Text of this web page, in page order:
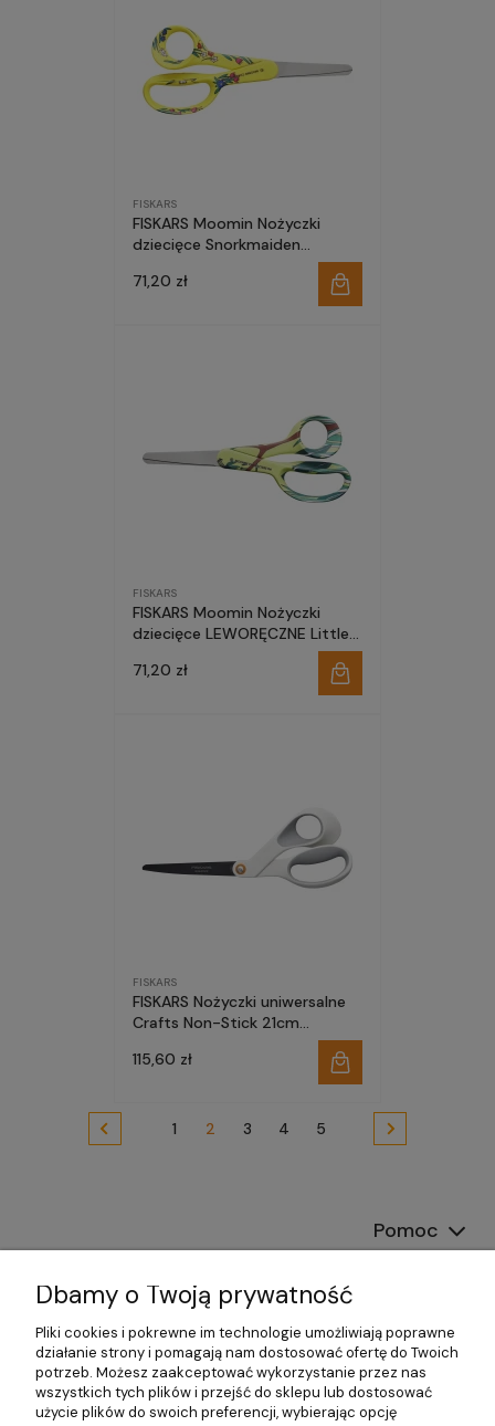
FISKARS
FISKARS Moomin Nożyczki
dziecięce Snorkmaiden
71,20 zł
FISKARS
FISKARS Moomin Nożyczki
dziecięce LEWORĘCZNE Little
My (Mała Mi) 13cm 1067192
71,20 zł
FISKARS
FISKARS Nożyczki uniwersalne
Crafts Non-Stick 21cm
115,60 zł
1 2 3 4 5
Pomoc
Moje konto
Gwarancja i zwroty
Dbamy o Twoją prywatność
Pliki cookies i pokrewne im technologie umożliwiają poprawne
działanie strony i pomagają nam dostosować ofertę do Twoich
potrzeb. Możesz zaakceptować wykorzystanie przez nas
wszystkich tych plików i przejść do sklepu lub dostosować
użycie plików do swoich preferencji, wybierając opcję